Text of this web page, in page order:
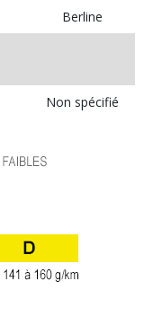
Berline
Non spécifié